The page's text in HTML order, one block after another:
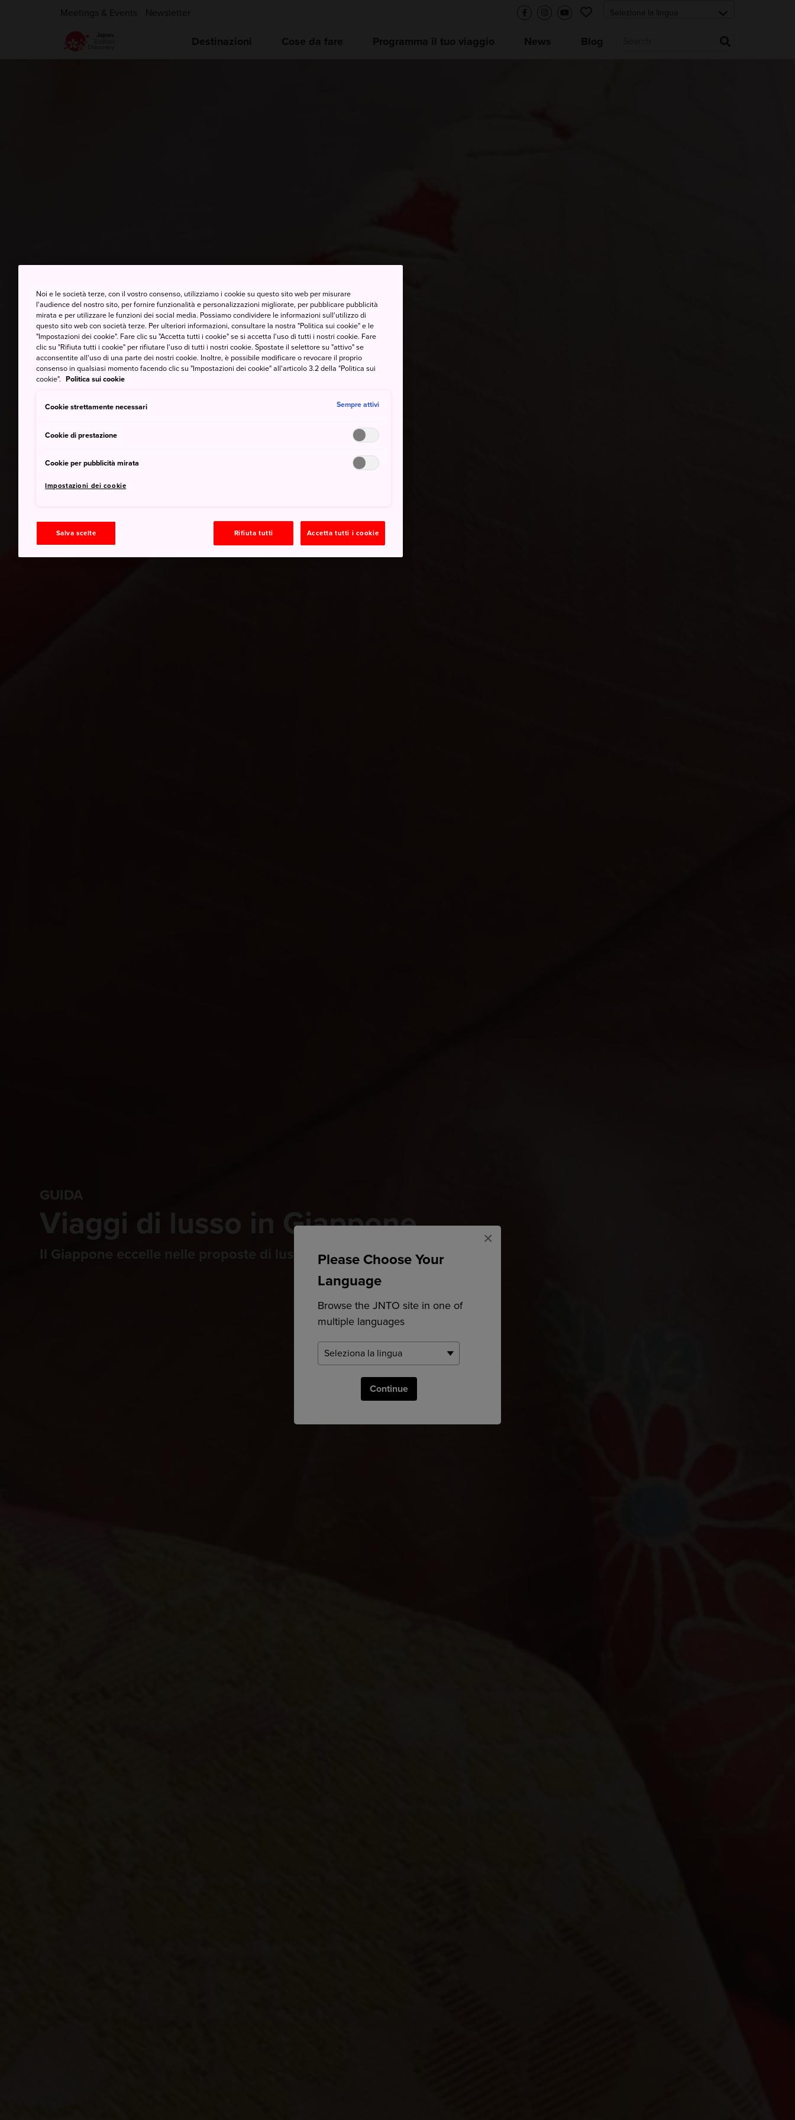
Please Choose Your
Language
Browse the JNTO site in one of
multiple languages
Continue
×
Meetings & Events Newsletter
Destinazioni Cose da fare Programma il tuo viaggio News Blog
GUIDA
Viaggi di lusso in Giappone
Il Giappone eccelle nelle proposte di lusso
Noi e le società terze, con il vostro consenso, utilizziamo i cookie su questo sito web per misurare
l'audience del nostro sito, per fornire funzionalità e personalizzazioni migliorate, per pubblicare pubblicità
mirata e per utilizzare le funzioni dei social media. Possiamo condividere le informazioni sull'utilizzo di
questo sito web con società terze. Per ulteriori informazioni, consultare la nostra "Politica sui cookie" e le
"Impostazioni dei cookie". Fare clic su "Accetta tutti i cookie" se si accetta l'uso di tutti i nostri cookie. Fare
clic su "Rifiuta tutti i cookie" per rifiutare l'uso di tutti i nostri cookie. Spostate il selettore su "attivo" se
acconsentite all'uso di una parte dei nostri cookie. Inoltre, è possibile modificare o revocare il proprio
consenso in qualsiasi momento facendo clic su "Impostazioni dei cookie" all'articolo 3.2 della "Politica sui
cookie". Politica sui cookie
Cookie strettamente necessari Sempre attivi
Cookie di prestazione
Cookie per pubblicità mirata
Impostazioni dei cookie
Salva scelte Rifiuta tutti Accetta tutti i cookie